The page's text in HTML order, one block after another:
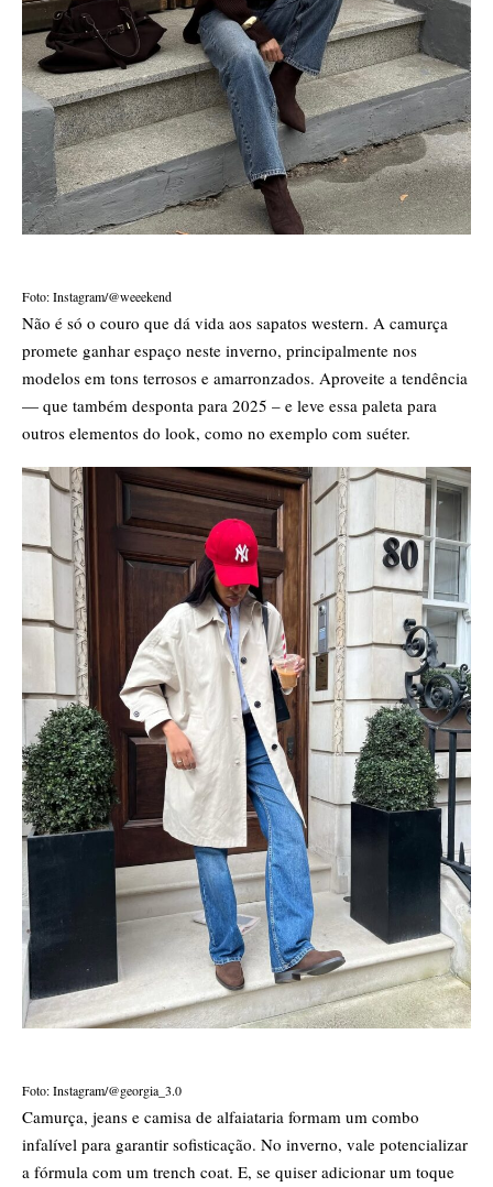
Foto: Instagram/@weeekend
Não é só o couro que dá vida aos sapatos western. A camurça
promete ganhar espaço neste inverno, principalmente nos
modelos em tons terrosos e amarronzados. Aproveite a tendência
— que também desponta para 2025 – e leve essa paleta para
outros elementos do look, como no exemplo com suéter.
Foto: Instagram/@georgia_3.0
Camurça, jeans e camisa de alfaiataria formam um combo
infalível para garantir sofisticação. No inverno, vale potencializar
a fórmula com um trench coat. E, se quiser adicionar um toque